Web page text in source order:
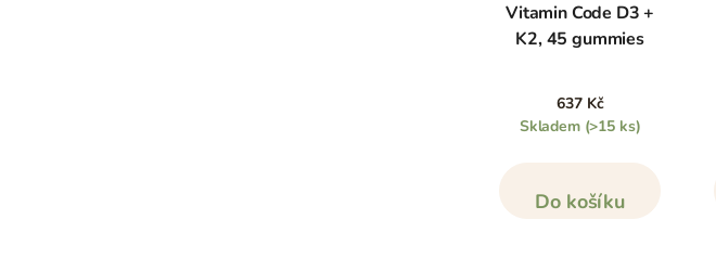
Vitamin Code D3 +
K2, 45 gummies
637 Kč
Skladem (>15 ks)
Do košíku